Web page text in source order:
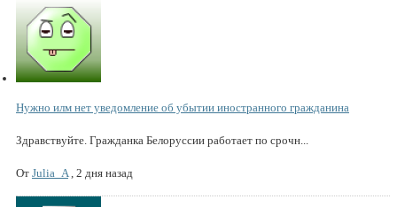
Нужно илм нет уведомление об убытии иностранного гражданина
Здравствуйте. Гражданка Белоруссии работает по срочн...
От Julia_A, 2 дня назад